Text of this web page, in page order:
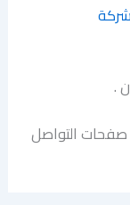
شركة
.
صفحات التواصل